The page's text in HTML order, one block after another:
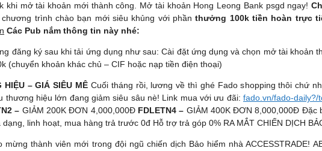
khi mở tài khoản mới thành công. Mở tài khoản Hong Leong Bank psgd ngay!
trình chào bạn mới siêu khủng với phầnthưởng 100k tiền hoàn trực
Các Pub nắm thông tin này nhé:
đăng ký sau khi tải ứng dụng như sau: Cài đặt ứng dụng và chọn mở tài khoản
(chuyển khoản khác chủ – CIF hoặc nạp tiền điện thoại)
– GIÁ SIÊU MÊ Cuối tháng rồi, lương về thì ghé Fado shopping thôi chứ
thương hiệu lớn đang giảm siêu sâu nè! Link mua với ưu đãi: fado.vn/fado-daily?/
– GIẢM 200K ĐƠN 4,000,000Đ FDLETN4 – GIẢM 400K ĐƠN 8,000,000Đ Đặc
linh hoạt, mua hàng trả trước 0đ Hỗ trợ trả góp 0% RA MẮT CHIẾN DỊCH
thành viên mới trong đội ngũ chiến dịch Bảo hiểm nhà ACCESSTRADE!